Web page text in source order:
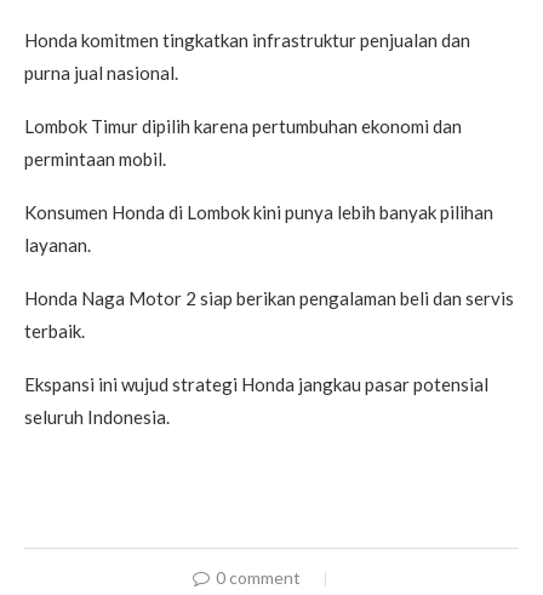
Honda komitmen tingkatkan infrastruktur penjualan dan
purna jual nasional.
Lombok Timur dipilih karena pertumbuhan ekonomi dan
permintaan mobil.
Konsumen Honda di Lombok kini punya lebih banyak pilihan
layanan.
Honda Naga Motor 2 siap berikan pengalaman beli dan servis
terbaik.
Ekspansi ini wujud strategi Honda jangkau pasar potensial
seluruh Indonesia.
0 comment